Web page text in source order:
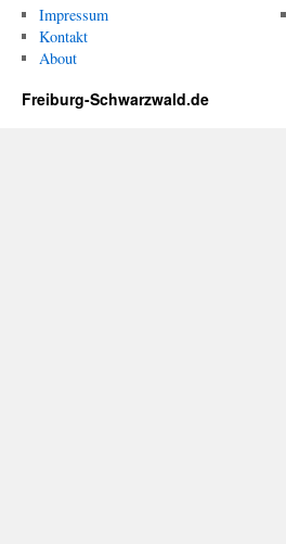
Impressum
Kontakt
About
Freiburg-Schwarzwald.de